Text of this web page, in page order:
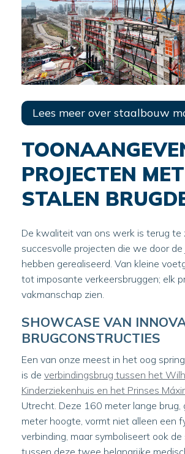
Lees meer over staalbouw
PROJECTEN MET
STALEN
De kwaliteit van ons werk is terug te
succesvolle projecten die we door de
hebben gerealiseerd. Van kleine
tot imposante verkeersbruggen; elk
vakmanschap zien.
SHOWCASE VAN
BRUGCONSTRUCTIES
Een van onze meest in het oog
is de verbindingsbrug tussen het
Kinderziekenhuis en het Prinses
Utrecht. Deze 160 meter lange brug,
meter hoogte, vormt niet alleen een
verbinding, maar symboliseert ook
tussen deze twee belangrijke